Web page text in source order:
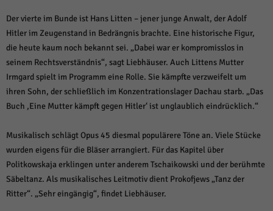
Der vierte im Bunde ist Hans Litten – jener junge Anwalt, der Adolf
Hitler im Zeugenstand in Bedrängnis brachte. Eine historische Figur,
die heute kaum noch bekannt sei. „Dabei war er kompromisslos in
seinem Rechtsverständnis“, sagt Liebhäuser. Auch Littens Mutter
Irmgard spielt im Programm eine Rolle. Sie kämpfte verzweifelt um
ihren Sohn, der schließlich im Konzentrationslager Dachau starb. „Das
Buch ,Eine Mutter kämpft gegen Hitler‘ ist unglaublich eindrücklich.“
Musikalisch schlägt Opus 45 diesmal populärere Töne an. Viele Stücke
wurden eigens für die Bläser arrangiert. Für das Kapitel über
Politkowskaja erklingen unter anderem Tschaikowski und der berühmte
Säbeltanz. Als musikalisches Leitmotiv dient Prokofjews „Tanz der
Ritter“. „Sehr eingängig“, findet Liebhäuser.